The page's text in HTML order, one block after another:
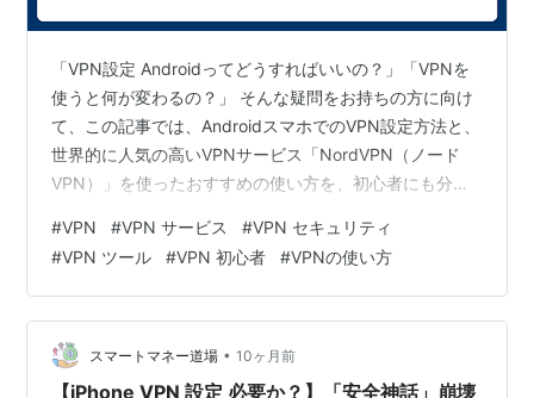
「VPN設定 Androidってどうすればいいの？」「VPNを
使うと何が変わるの？」 そんな疑問をお持ちの方に向け
て、この記事では、AndroidスマホでのVPN設定方法と、
世界的に人気の高いVPNサービス「NordVPN（ノード
VPN）」を使ったおすすめの使い方を、初心者にも分か
安全に通信できるだけでなく、 海外からでも日本の動画
サイトにアクセスしたり、個人情報を守りながらネット
を楽しむことができます。 これからVPNを設定しようと
思っている方は、ぜひ最後までチェックしてください。
快適なネット環境NordVPNであなたのネット上…
#VPN #VPN サービス #VPN セキュリティ
#VPN ツール #VPN 初心者 #VPNの使い方
スマートマネー道場 • 10ヶ月前
【iPhone VPN 設定 必要か？】「安全神話」崩壊